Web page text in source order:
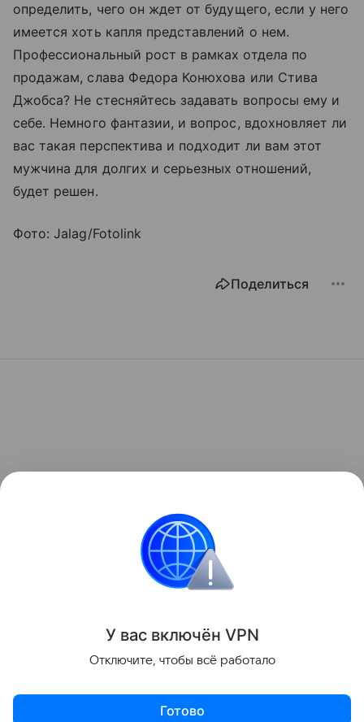
определить, чего он ждет от будущего, если у него
имеется хоть капля представлений о нем.
Профессиональный рост в рамках отдела по
продажам, слава Федора Конюхова или Стива
Джобса? Не стесняйтесь задавать вопросы ему и
себе. Немного фантазии, и вопрос, вдохновляет ли
вас такая перспектива и подходит ли вам этот
мужчина для долгих и серьезных отношений,
будет решен.
Фото: Jalag/Fotolink
Поделиться
У вас включён VPN
Отключите, чтобы всё работало
Готово